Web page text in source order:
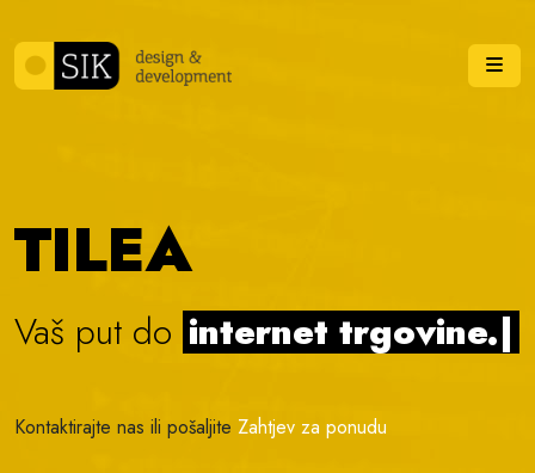
TILEA
Vaš put do internet trgovine.|
Kontaktirajte nas ili pošaljite Zahtjev za ponudu